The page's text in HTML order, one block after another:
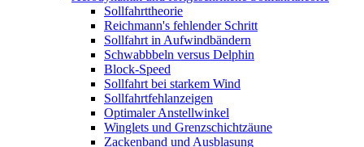
Sollfahrttheorie
Reichmann's fehlender Schritt
Sollfahrt in Aufwindbändern
Schwabbbeln versus Delphin
Block-Speed
Sollfahrt bei starkem Wind
Sollfahrtfehlanzeigen
Optimaler Anstellwinkel
Winglets und Grenzschichtzäune
Zackenband und Ausblasung